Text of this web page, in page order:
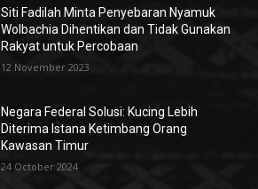
Siti Fadilah Minta Penyebaran Nyamuk
Wolbachia Dihentikan dan Tidak Gunakan
Rakyat untuk Percobaan
12 November 2023
Negara Federal Solusi: Kucing Lebih
Diterima Istana Ketimbang Orang
Kawasan Timur
24 October 2024